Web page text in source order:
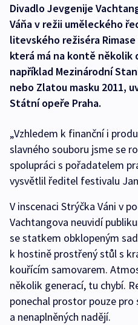
Divadlo Jevgenije
Váňa v režii uměleckého
litevského režiséra
která má na kontě několik
například Mezinárodní
nebo Zlatou masku 2011,
Státní opeře Praha.
„Vzhledem k finanční i
slavného souboru jsme se
spolupráci s pořadatelem
vysvětlil ředitel festivalu
V inscenaci Strýčka Váni v
Vachtangova neuvidí
se statkem obklopeným
k hostině prostřený stůl s
kouřícím samovarem.
několik generací, tu chybí.
ponechal prostor pouze
a nenaplněných nadějí.